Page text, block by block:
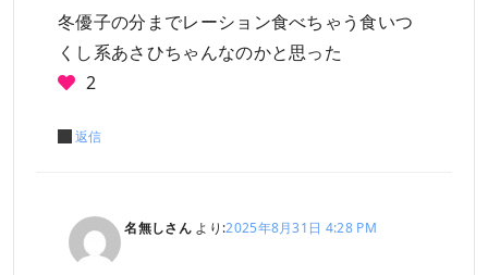
冬優子の分までレーション食べちゃう食いつ
くし系あさひちゃんなのかと思った
2
返信
名無しさん より:2025年8月31日 4:28 PM